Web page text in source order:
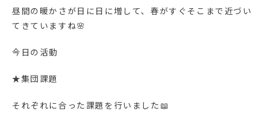
昼間の暖かさが日に日に増して、春がすぐそこまで近づい
てきていますね🌸
今日の活動
★集団課題
それぞれに合った課題を行いました📖